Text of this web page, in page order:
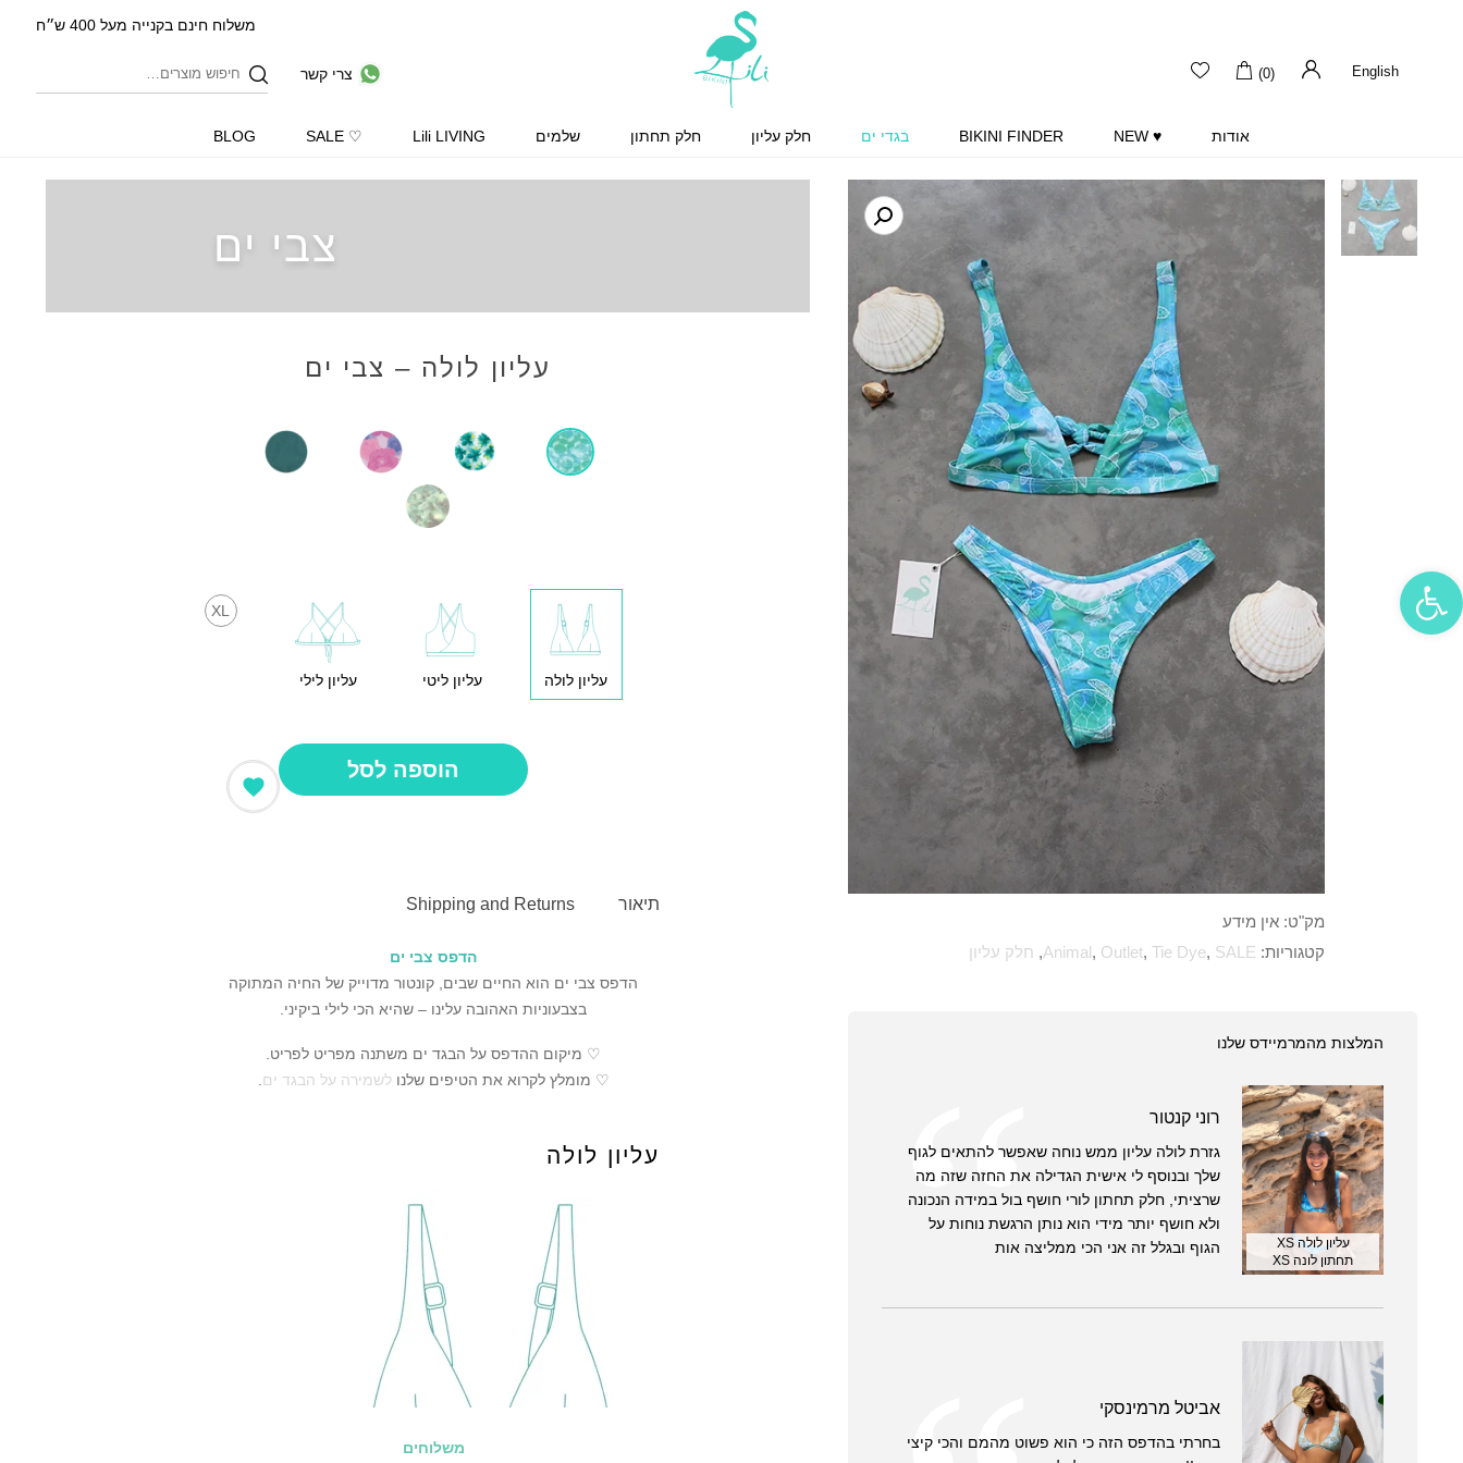
(0) English
משלוח חינם בקנייה מעל 400 ש״ח
צרי קשר
אודות ♥ NEW
BIKINI FINDER בגדי ים חלק עליון חלק תחתון שלמים Lili LIVING
♡ SALE
BLOG
מק"ט: אין מידע
קטגוריות:
Animal, Outlet, Tie Dye, SALE
, חלק עליון
המלצות מהמרמיידס שלנו
עליון לולה XS
תחתון לונה XS
רוני קנטור
גזרת לולה עליון ממש נוחה שאפשר להתאים לגוף
שלך ובנוסף לי אישית הגדילה את החזה שזה מה
שרציתי, חלק תחתון לורי חושף בול במידה הנכונה
ולא חושף יותר מידי הוא נותן הרגשת נוחות על
הגוף ובגלל זה אני הכי ממליצה אות
אביטל מרמינסקי
בחרתי בהדפס הזה כי הוא פשוט מהמם והכי קיצי
צבי ים
עליון לולה – צבי ים
XL
עליון לולה עליון ליטי עליון לילי
הוספה לסל
תיאור Shipping and Returns
הדפס צבי ים
הדפס צבי ים הוא החיים שבים, קונטור מדוייק של החיה המתוקה
בצבעוניות האהובה עלינו – שהיא הכי לילי ביקיני.
♡ מיקום ההדפס על הבגד ים משתנה מפריט לפריט.
♡ מומלץ לקרוא את הטיפים שלנו לשמירה על הבגד ים
עליון לולה
משלוחים
פתח סרגל נגישות